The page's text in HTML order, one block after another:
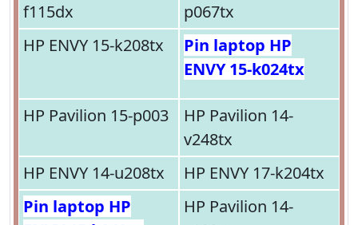
f115dx
p067tx
HP ENVY 15-k208tx
Pin laptop HP
ENVY 15-k024tx
HP Pavilion 15-p003
HP Pavilion 14-
v248tx
HP ENVY 14-u208tx
HP ENVY 17-k204tx
Pin laptop HP
HP Pavilion 14-